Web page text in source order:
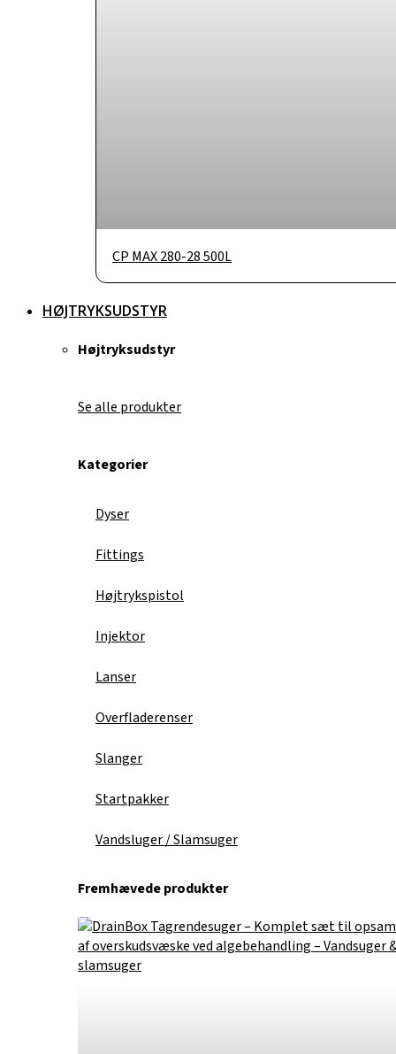
CP MAX 280-28 500L
HØJTRYKSUDSTYR
Højtryksudstyr
Se alle produkter
Kategorier
Dyser
Fittings
Højtrykspistol
Injektor
Lanser
Overfladerenser
Slanger
Startpakker
Vandsluger / Slamsuger
Fremhævede produkter